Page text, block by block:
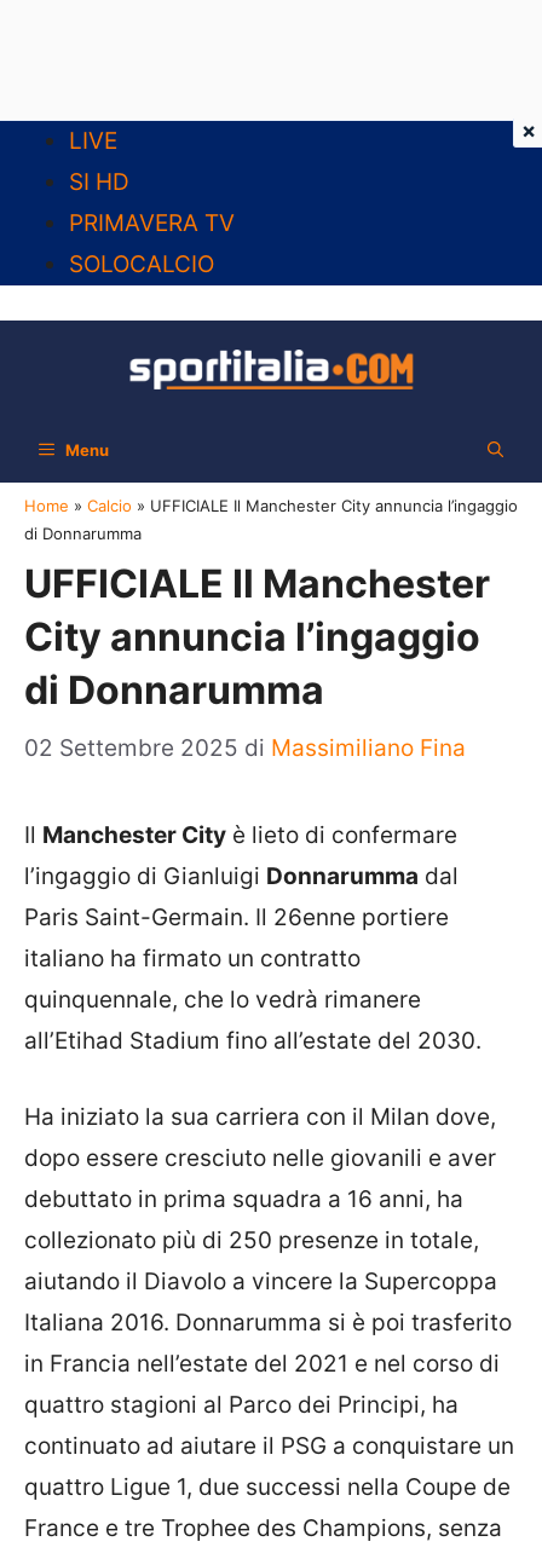
contenuto
LIVE
SI HD
PRIMAVERA TV
SOLOCALCIO
Menu
Home » Calcio » UFFICIALE Il Manchester City annuncia l’ingaggio
di Donnarumma
UFFICIALE Il Manchester
City annuncia l’ingaggio
di Donnarumma
02 Settembre 2025 di Massimiliano Fina
Il Manchester City è lieto di confermare
l’ingaggio di Gianluigi Donnarumma dal
Paris Saint-Germain. Il 26enne portiere
italiano ha firmato un contratto
quinquennale, che lo vedrà rimanere
all’Etihad Stadium fino all’estate del 2030.
Ha iniziato la sua carriera con il Milan dove,
dopo essere cresciuto nelle giovanili e aver
debuttato in prima squadra a 16 anni, ha
collezionato più di 250 presenze in totale,
aiutando il Diavolo a vincere la Supercoppa
Italiana 2016. Donnarumma si è poi trasferito
in Francia nell’estate del 2021 e nel corso di
quattro stagioni al Parco dei Principi, ha
continuato ad aiutare il PSG a conquistare un
quattro Ligue 1, due successi nella Coupe de
France e tre Trophee des Champions, senza
×